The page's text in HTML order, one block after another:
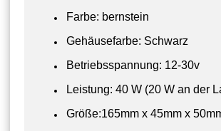
Farbe: bernstein
Gehäusefarbe: Schwarz
Betriebsspannung: 12-30v
Leistung: 40 W (20 W an der
Größe:165mm x 45mm x